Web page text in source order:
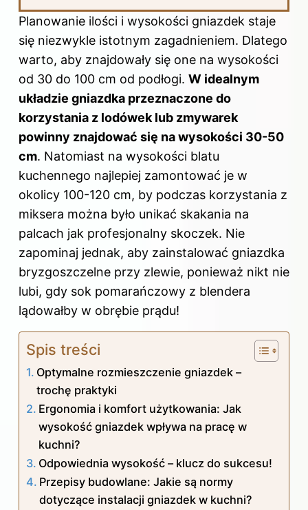
Planowanie ilości i wysokości gniazdek staje
się niezwykle istotnym zagadnieniem. Dlatego
warto, aby znajdowały się one na wysokości
od 30 do 100 cm od podłogi. W idealnym
układzie gniazdka przeznaczone do
korzystania z lodówek lub zmywarek
powinny znajdować się na wysokości 30-50
cm. Natomiast na wysokości blatu
kuchennego najlepiej zamontować je w
okolicy 100-120 cm, by podczas korzystania z
miksera można było unikać skakania na
palcach jak profesjonalny skoczek. Nie
zapominaj jednak, aby zainstalować gniazdka
bryzgoszczelne przy zlewie, ponieważ nikt nie
lubi, gdy sok pomarańczowy z blendera
lądowałby w obrębie prądu!
Spis treści
Optymalne rozmieszczenie gniazdek –
trochę praktyki
Ergonomia i komfort użytkowania: Jak
wysokość gniazdek wpływa na pracę w
kuchni?
Odpowiednia wysokość – klucz do sukcesu!
Przepisy budowlane: Jakie są normy
dotyczące instalacji gniazdek w kuchni?